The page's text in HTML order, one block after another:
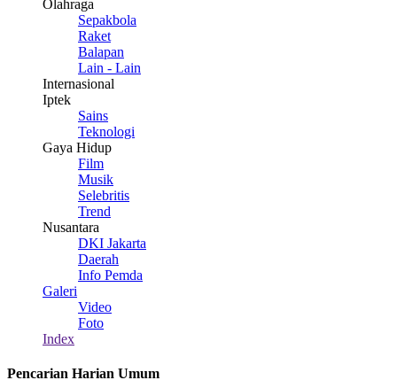
Olahraga
Sepakbola
Raket
Balapan
Lain - Lain
Internasional
Iptek
Sains
Teknologi
Gaya Hidup
Film
Musik
Selebritis
Trend
Nusantara
DKI Jakarta
Daerah
Info Pemda
Galeri
Video
Foto
Index
Pencarian Harian Umum